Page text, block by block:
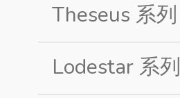
Theseus 系列
Lodestar 系列